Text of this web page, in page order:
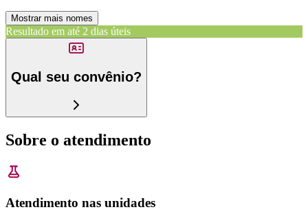
Mostrar mais nomes
Resultado em até 2 dias úteis
Qual seu convênio?
Sobre o atendimento
Atendimento nas unidades